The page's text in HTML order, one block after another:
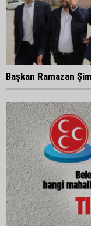
Başkan Ramazan